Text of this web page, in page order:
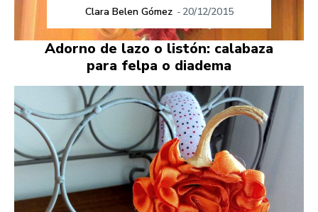
Clara Belen Gómez - 20/12/2015
Adorno de lazo o listón: calabaza
para felpa o diadema